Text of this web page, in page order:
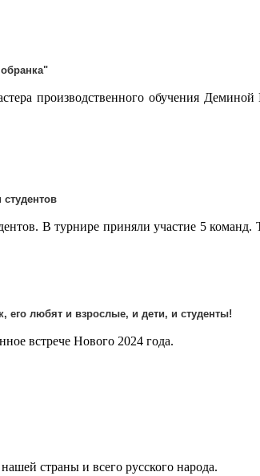
производственного обучения
студентов
В турнире приняли участие 5 команд.
его любят и взрослые, и дети, и студенты!
встрече Нового 2024 года.
страны и всего русского народа.